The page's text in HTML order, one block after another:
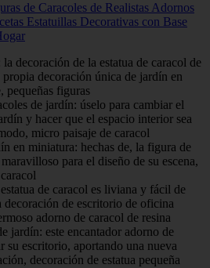
de Caracoles de Realistas Adornos
Estatuillas Decorativas con Base
decoración de la estatua de caracol de
propia decoración única de jardín en
pequeñas figuras
de jardín: úselo para cambiar el
y hacer que el espacio interior sea
micro paisaje de caracol
en miniatura: hechas de, la figura de
para el diseño de su escena,
de caracol es liviana y fácil de
decoración de escritorio de oficina
adorno de caracol de resina
jardín: este encantador adorno de
su escritorio, aportando una nueva
decoración de estatua pequeña